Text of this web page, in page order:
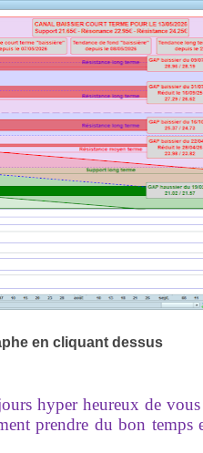
en cliquant dessus
hyper heureux de
prendre du bon temps